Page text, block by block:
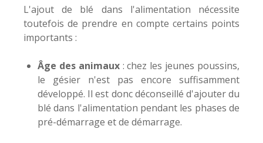
L'ajout de blé dans l'alimentation nécessite
toutefois de prendre en compte certains points
importants :
Âge des animaux : chez les jeunes poussins,
le gésier n'est pas encore suffisamment
développé. Il est donc déconseillé d'ajouter du
blé dans l'alimentation pendant les phases de
pré-démarrage et de démarrage.